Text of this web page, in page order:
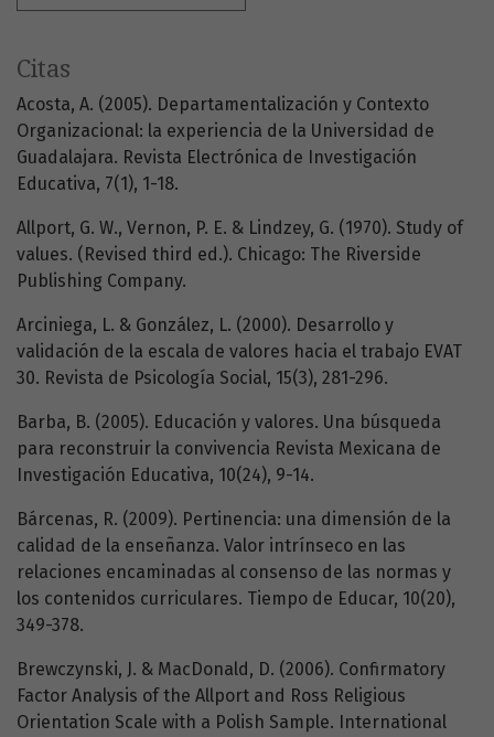
Citas
Acosta, A. (2005). Departamentalización y Contexto
Organizacional: la experiencia de la Universidad de
Guadalajara. Revista Electrónica de Investigación
Educativa, 7(1), 1-18.
Allport, G. W., Vernon, P. E. & Lindzey, G. (1970). Study of
values. (Revised third ed.). Chicago: The Riverside
Publishing Company.
Arciniega, L. & González, L. (2000). Desarrollo y
validación de la escala de valores hacia el trabajo EVAT
30. Revista de Psicología Social, 15(3), 281-296.
Barba, B. (2005). Educación y valores. Una búsqueda
para reconstruir la convivencia Revista Mexicana de
Investigación Educativa, 10(24), 9-14.
Bárcenas, R. (2009). Pertinencia: una dimensión de la
calidad de la enseñanza. Valor intrínseco en las
relaciones encaminadas al consenso de las normas y
los contenidos curriculares. Tiempo de Educar, 10(20),
349-378.
Brewczynski, J. & MacDonald, D. (2006). Confirmatory
Factor Analysis of the Allport and Ross Religious
Orientation Scale with a Polish Sample. International